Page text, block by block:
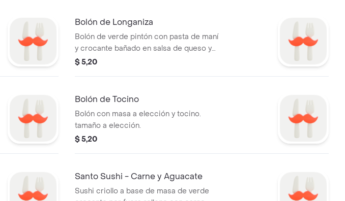
Bolón de Longaniza
Bolón de verde pintón con pasta de maní
y crocante bañado en salsa de queso y
trocitos de longaniza fritos. .
$ 5,20
Bolón de Tocino
Bolón con masa a elección y tocino.
tamaño a elección.
$ 5,20
Santo Sushi - Carne y Aguacate
Sushi criollo a base de masa de verde